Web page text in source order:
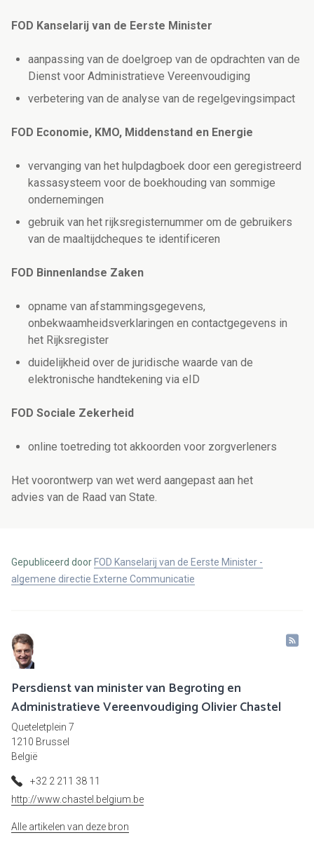
FOD Kanselarij van de Eerste Minister
aanpassing van de doelgroep van de opdrachten van de
Dienst voor Administratieve Vereenvoudiging
verbetering van de analyse van de regelgevingsimpact
FOD Economie, KMO, Middenstand en Energie
vervanging van het hulpdagboek door een geregistreerd
kassasysteem voor de boekhouding van sommige
ondernemingen
gebruik van het rijksregisternummer om de gebruikers
van de maaltijdcheques te identificeren
FOD Binnenlandse Zaken
opname van afstammingsgegevens,
onbekwaamheidsverklaringen en contactgegevens in
het Rijksregister
duidelijkheid over de juridische waarde van de
elektronische handtekening via eID
FOD Sociale Zekerheid
online toetreding tot akkoorden voor zorgverleners
Het voorontwerp van wet werd aangepast aan het
advies van de Raad van State.
Gepubliceerd door FOD Kanselarij van de Eerste Minister -
algemene directie Externe Communicatie
Persdienst van minister van Begroting en
Administratieve Vereenvoudiging Olivier Chastel
Queteletplein 7
1210 Brussel
België
+32 2 211 38 11
http://www.chastel.belgium.be
Alle artikelen van deze bron